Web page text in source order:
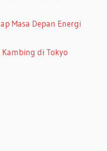
Masa Depan Energi
di Tokyo